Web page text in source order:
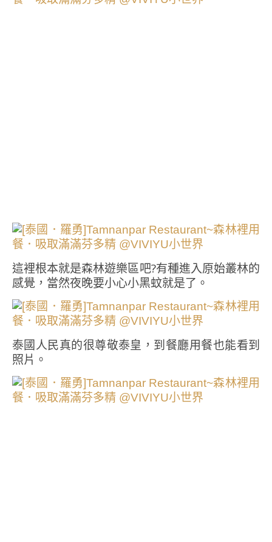
這裡根本就是森林遊樂區吧?有種進入原始叢林的
感覺，當然夜晚要小心小黑蚊就是了。
泰國人民真的很尊敬泰皇，到餐廳用餐也能看到
照片。